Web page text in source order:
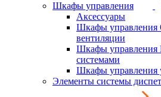
Шкафы управления
Аксессуары
Шкафы управления
вентиляции
Шкафы управления
системами
Шкафы управления
Элементы системы